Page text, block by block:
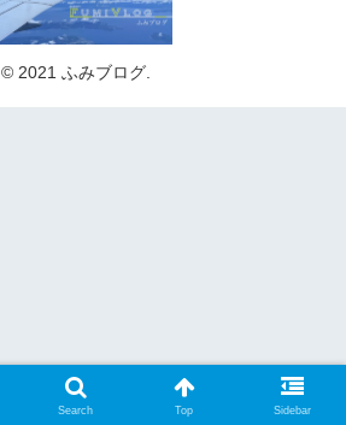
© 2021 ふみブログ.
Search Top Sidebar